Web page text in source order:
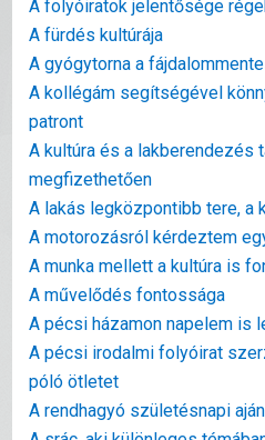
A folyóiratok jelentősége
A fürdés kultúrája
A gyógytorna a
A kollégám segítségével
patront
A kultúra és a lakberendezés
megfizethetően
A lakás legközpontibb tere, a
A motorozásról kérdeztem
A munka mellett a kultúra is
A művelődés fontossága
A pécsi házamon napelem is
A pécsi irodalmi folyóirat
póló ötletet
A rendhagyó születésnapi